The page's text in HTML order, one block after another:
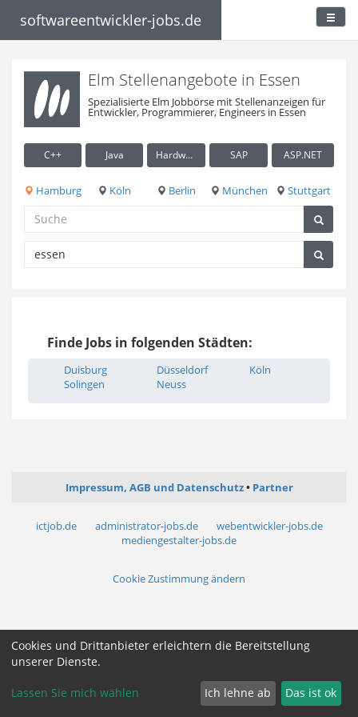
softwareentwickler-jobs.de
Elm Stellenangebote in Essen
Spezialisierte Elm Jobbörse mit Stellenanzeigen für
Entwickler, Programmierer, Engineers in Essen
C++ Java Hardware / Embedded SAP ASP.NET
Hamburg Köln Berlin München Stuttgart
Finde Jobs in folgenden Städten:
Duisburg
Solingen
Düsseldorf
Neuss
Köln
Impressum, AGB und Datenschutz Partner
ictjob.de administrator-jobs.de
webentwickler-jobs.de
mediengestalter-jobs.de
Cookie Zustimmung ändern
Cookies und Drittanbieter erleichtern die Bereitstellung
unserer Dienste.
Lassen Sie mich wählen Ich lehne ab Das ist ok